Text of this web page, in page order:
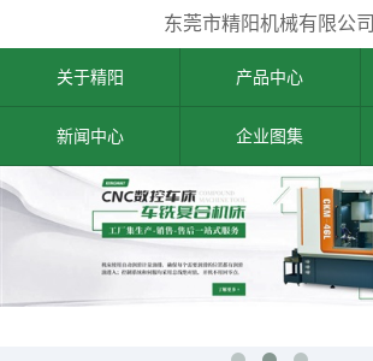
东莞市精阳机械有限公司
关于精阳 产品中心
新闻中心 企业图集